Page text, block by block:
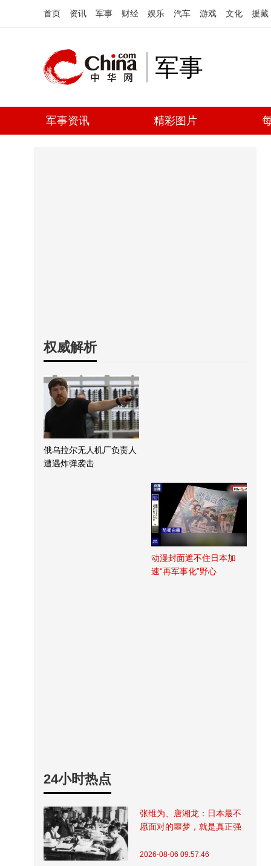
首页 资讯 军事 财经 娱乐 汽车 游戏 文化 援藏
军事
军事资讯 精彩图片
权威解析
俄乌拉尔无人机厂负责人
遭遇炸弹袭击
动漫封面遮不住日本加
速“再军事化”野心
24小时热点
张维为、唐湘龙：日本最不
愿面对的噩梦，就是真正强
2026-08-06 09:57:46